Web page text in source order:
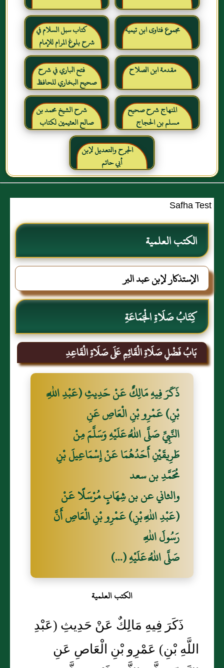
مجموع فتاوى ابن تيمية
كتاب سبل السلام في
شرح بلوغ المرام للإمام
الصنعاني رحمه الله
مقدمة ابن الصلاح
فتح الباري في شرح
صحيح البخاري للحافظ
ابن حجر العسقلاني
المنهاج شرح صحيح
مسلم بن الحجاج
شرح الشيخ محمد بن
صالح العثيمين لكتاب
رياض الصالحين للإمام
النووي رحمهم الله تعالىالجرح والتعديل لإبن
أبي حاتم
Safha Test
الكتب العلمية
الإستذكار لإبن عبد البر
كِتَابُ صَلَاةِ الْجَمَاعَةِ
بَابُ فَضْلِ صَلَاةِ الْقَائِمِ عَلَى صَلَاةِ الْقَاعِدِ
ذَكَرَ فِيهِ مَالِكٌ عَنْ حَدِيثِ (عَبْدِ اللَّهِ
بْنِ) عَمْرِو بْنِ الْعَاصِ عَنِ
النَّبِيِّ صَلَّى اللَّهُ عَلَيْهِ وَسَلَّمَ مِنْ
طَرِيقَيْنِ أَحَدُهُمَا عَنْ إِسْمَاعِيلَ بْنِ
مُحَمَّدِ بن سعد
والثاني عن بن شِهَابٍ مُرْسَلًا عَنْ
(عَبْدِ اللَّهِ بْنِ) عَمْرِو بْنِ الْعَاصِ أَنَّ
رَسُولَ اللَّهِ
صَلَّى اللَّهُ عَلَيْهِ (...)
الكتب العلمية
ذَكَرَ فِيهِ مَالِكٌ عَنْ حَدِيثِ (عَبْدِ
اللَّهِ بْنِ) عَمْرِو بْنِ الْعَاصِ عَنِ